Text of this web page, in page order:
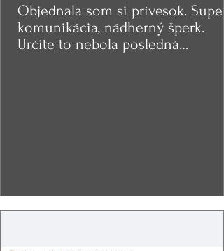
Objednala som si prívesok. Super
komunikácia, nádherný šperk.
Určite to nebola posledná